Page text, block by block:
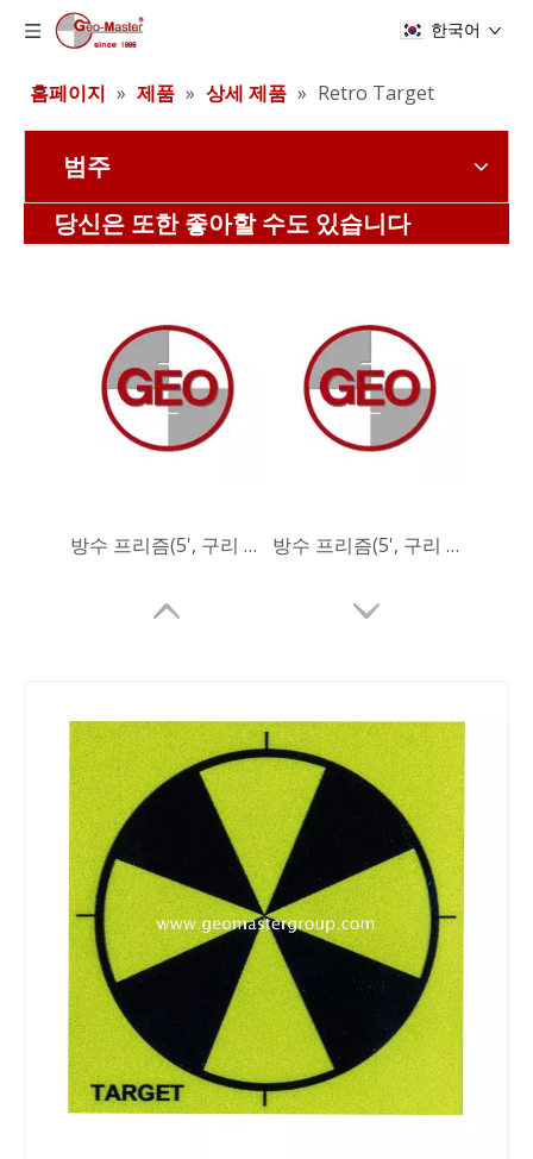
한국어
홈페이지 » 제품 » 상세 제품 » Retro Target
범주
당신은 또한 좋아할 수도 있습니다
방수 프리즘(5', 구리 코팅) 방수 프리즘(5', 구리 코팅)
리튬 측량 배터리 올카본 로버 폴(2.2m)